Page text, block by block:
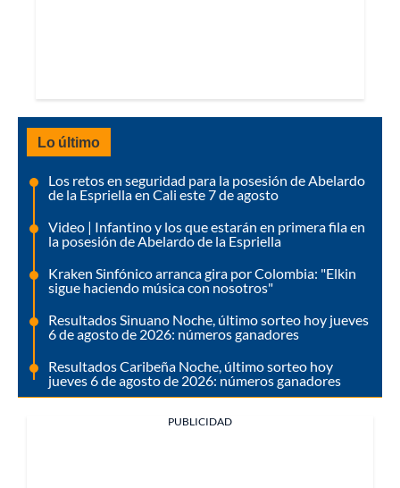
Lo último
Los retos en seguridad para la posesión de Abelardo
de la Espriella en Cali este 7 de agosto
Video | Infantino y los que estarán en primera fila en
la posesión de Abelardo de la Espriella
Kraken Sinfónico arranca gira por Colombia: "Elkin
sigue haciendo música con nosotros"
Resultados Sinuano Noche, último sorteo hoy jueves
6 de agosto de 2026: números ganadores
Resultados Caribeña Noche, último sorteo hoy
jueves 6 de agosto de 2026: números ganadores
PUBLICIDAD